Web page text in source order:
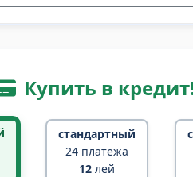
Купить в
стандартный
24 платежа
12лей